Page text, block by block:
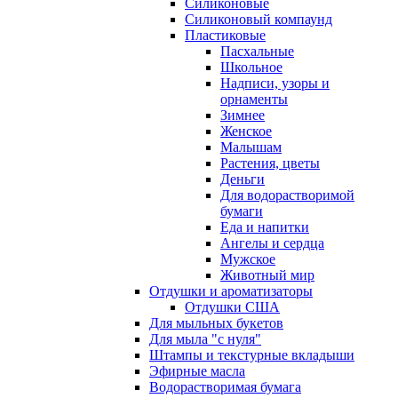
Силиконовые
Силиконовый компаунд
Пластиковые
Пасхальные
Школьное
Надписи, узоры и
орнаменты
Зимнее
Женское
Малышам
Растения, цветы
Деньги
Для водорастворимой
бумаги
Еда и напитки
Ангелы и сердца
Мужское
Животный мир
Отдушки и ароматизаторы
Отдушки США
Для мыльных букетов
Для мыла "с нуля"
Штампы и текстурные вкладыши
Эфирные масла
Водорастворимая бумага